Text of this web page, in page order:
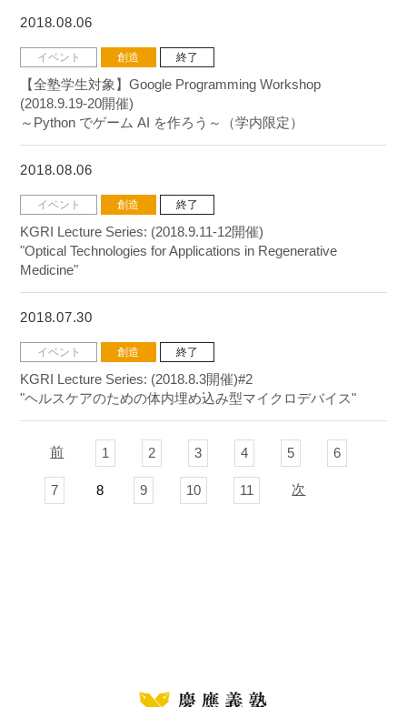
2018.08.06
イベント 創造 終了
【全塾学生対象】Google Programming Workshop
(2018.9.19-20開催)
～Python でゲーム AI を作ろう～（学内限定）
2018.08.06
イベント 創造 終了
KGRI Lecture Series: (2018.9.11-12開催)
"Optical Technologies for Applications in Regenerative
Medicine"
2018.07.30
イベント 創造 終了
KGRI Lecture Series: (2018.8.3開催)#2
"ヘルスケアのための体内埋め込み型マイクロデバイス"
前 1 2 3 4 5 6
7 8 9 10 11 次